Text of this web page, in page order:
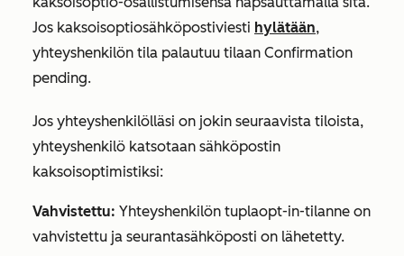
Jos kaksoisoptiosähköpostiviesti hylätään,
yhteyshenkilön tila palautuu tilaan Confirmation
pending.
Jos yhteyshenkilölläsi on jokin seuraavista tiloista,
yhteyshenkilö katsotaan sähköpostin
kaksoisoptimistiksi:
Vahvistettu: Yhteyshenkilön tuplaopt-in-tilanne on
vahvistettu ja seurantasähköposti on lähetetty.